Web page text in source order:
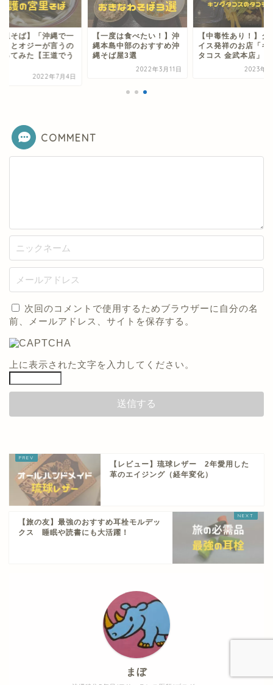
里そば】「沖縄で一
」とオジーが言うの
ってみた【王道でう
2022年7月4日
【一度は食べたい！】沖
縄本島中部のおすすめ沖
縄そば屋3選
2022年3月11日
【中毒性あり！】タ
イス発祥のお店「キ
タコス 金武本店」
2023年3
COMMENT
次回のコメントで使用するためブラウザーに自分の名
前、メールアドレス、サイトを保存する。
上に表示された文字を入力してください。
【レビュー】琉球レザー 2年愛用した
革のエイジング（経年変化）
【旅の友】最強のおすすめ耳栓モルデッ
クス 睡眠や読書にも大活躍！
まぼ